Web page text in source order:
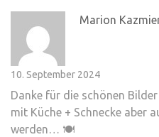
Marion
10. September 2024
Danke für die schönen
mit Küche + Schnecke aber
werden… 🍽